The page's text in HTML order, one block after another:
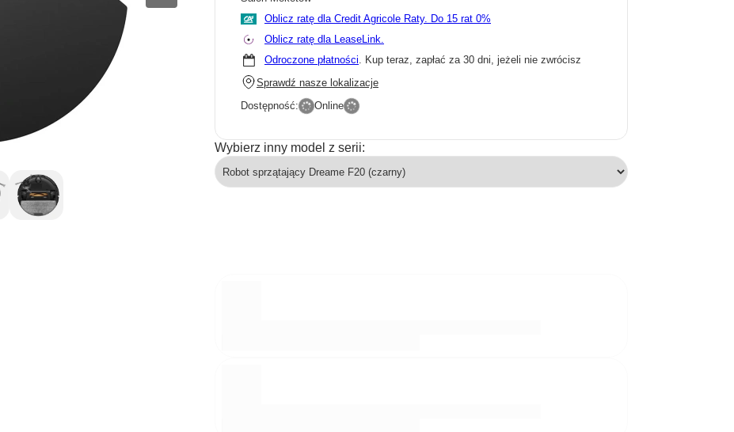
Oblicz ratę dla Credit Agricole Raty.
Oblicz ratę dla LeaseLink.
Odroczone płatności. Kup teraz, zapłać za 30 dni, jeżeli nie zwrócisz
Sprawdź nasze lokalizacje
Dostępność:
Online
Wybierz inny model z serii: